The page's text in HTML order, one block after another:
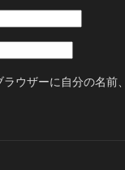
ウザーに自分の名前